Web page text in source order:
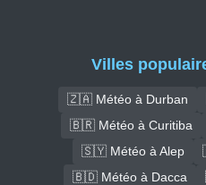
Villes
🇿🇦 Météo à Durban
🇧🇷 Météo à Curitiba
🇸🇾 Météo à Alep
🇧🇩 Météo à Dacca